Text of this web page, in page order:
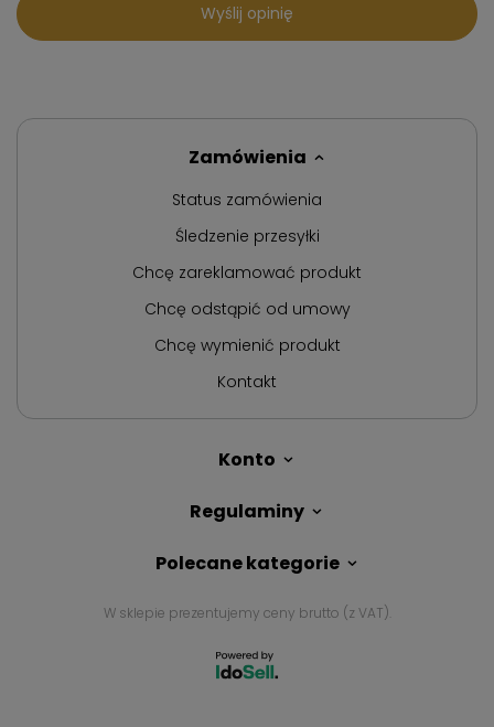
Wyślij opinię
Zamówienia
Status zamówienia
Śledzenie przesyłki
Chcę zareklamować produkt
Chcę odstąpić od umowy
Chcę wymienić produkt
Kontakt
Konto
Regulaminy
Polecane kategorie
W sklepie prezentujemy ceny brutto (z VAT).